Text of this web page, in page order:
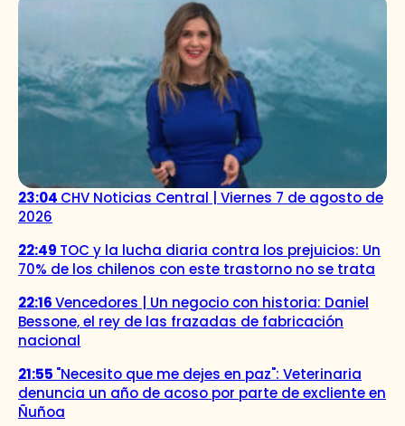
23:04 CHV Noticias Central | Viernes 7 de agosto de
2026
22:49 TOC y la lucha diaria contra los prejuicios: Un
70% de los chilenos con este trastorno no se trata
22:16Vencedores | Un negocio con historia: Daniel
Bessone, el rey de las frazadas de fabricación
nacional
21:55 "Necesito que me dejes en paz": Veterinaria
denuncia un año de acoso por parte de excliente en
Ñuñoa